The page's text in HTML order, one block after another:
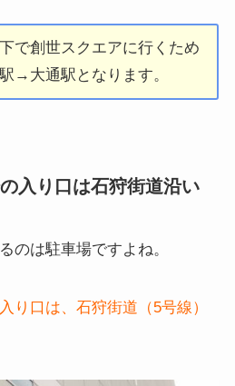
で創世スクエアに行くため
→大通駅となります。
入り口は石狩街道沿い
のは駐車場ですよね。
り口は、石狩街道（5号線）